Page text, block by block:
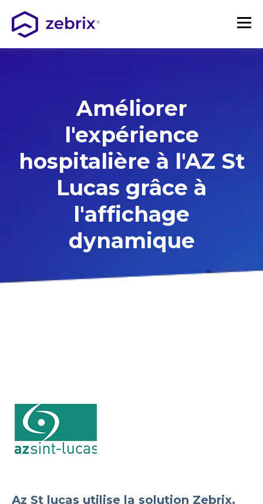
Améliorer
l'expérience
hospitalière à l'AZ St
Lucas grâce à
l'affichage
dynamique
Az St lucas utilise la solution Zebrix.